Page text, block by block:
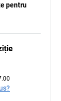
pentru